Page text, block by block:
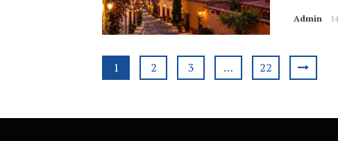
Admin
1 2 3 … 22